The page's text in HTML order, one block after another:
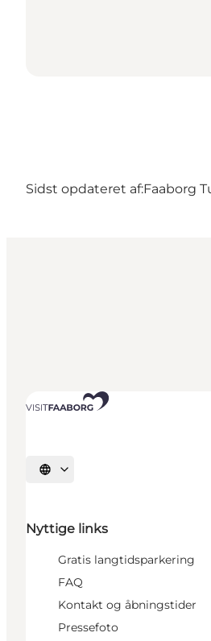
Sidst opdateret af:Faaborg
Vælg sprog
Nyttige links
Gratis langtidsparkering
FAQ
Kontakt og åbningstider
Pressefoto